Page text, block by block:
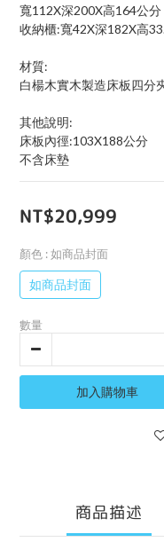
寬112X深200X高164公分
收納櫃:寬42X深182X高
材質:
白楊木實木製造床板四分
其他說明:
床板內徑:103X188公分
不含床墊
NT$20,999
顏色 : 如商品封面
如商品封面
數量
加入購物車
商品描述